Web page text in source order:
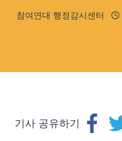
참여연대 행정감시센터
기사 공유하기